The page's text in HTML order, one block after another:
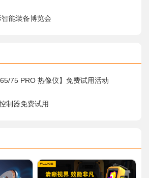
能装备博览会
65/75 PRO 热像仪】免费试用活动
制器免费试用